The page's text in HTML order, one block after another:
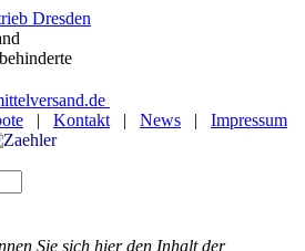
| Kontakt | News |
Impressum
Sie sich hier den Inhalt der